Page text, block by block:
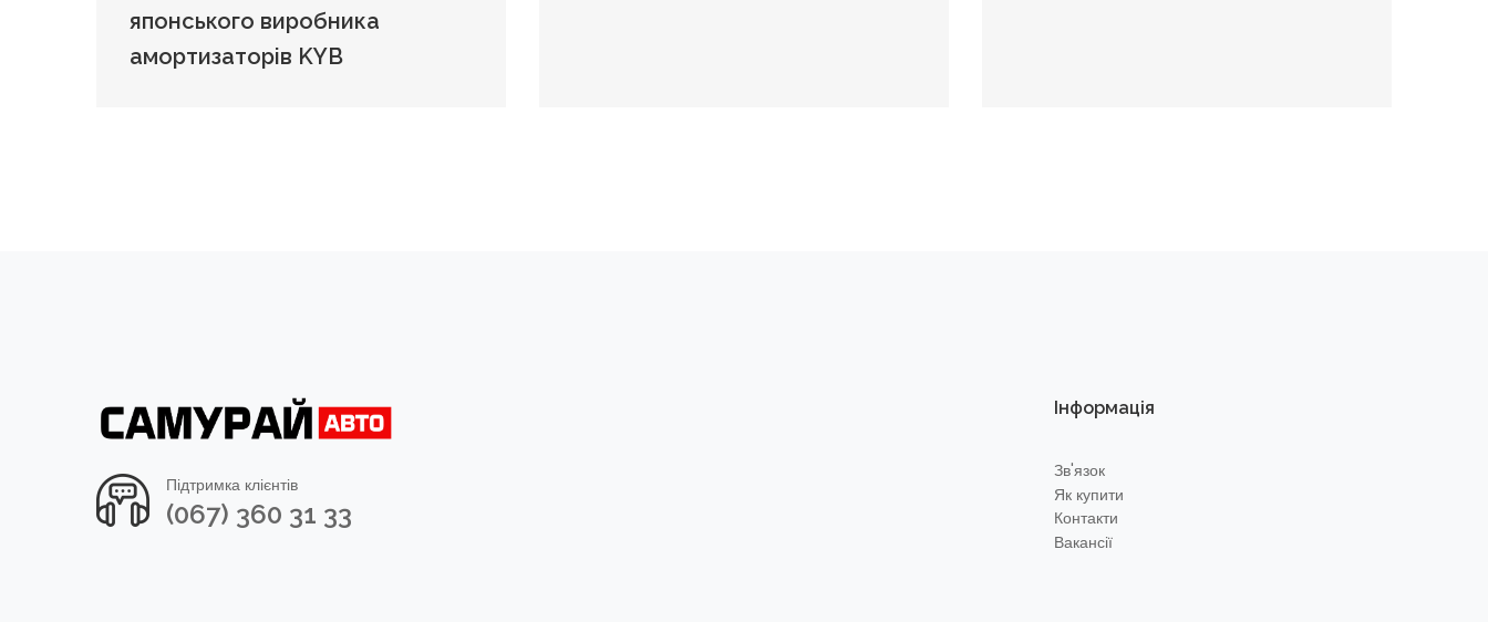
японського виробника
амортизаторів KYB
Підтримка клієнтів
(067) 360 31 33
Інформація
Зв'язок
Як купити
Контакти
Вакансії